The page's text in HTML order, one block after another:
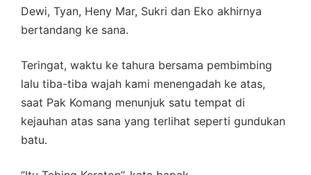
Dewi, Tyan, Heny Mar, Sukri dan Eko akhirnya
bertandang ke sana.
Teringat, waktu ke tahura bersama pembimbing
lalu tiba-tiba wajah kami menengadah ke atas,
saat Pak Komang menunjuk satu tempat di
kejauhan atas sana yang terlihat seperti gundukan
batu.